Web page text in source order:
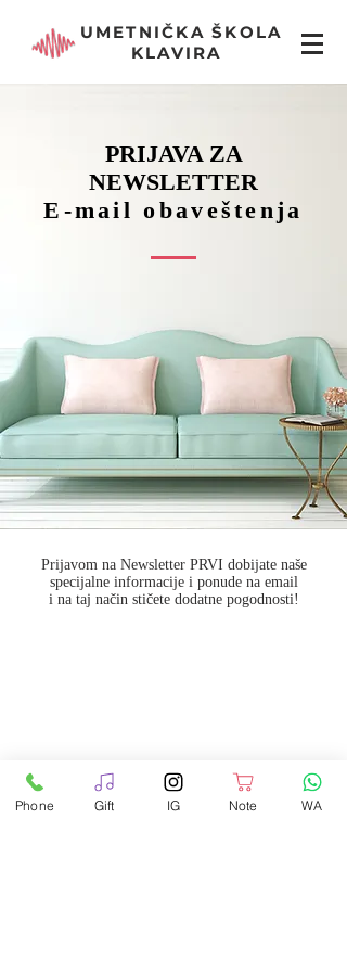
UMETNIČKA ŠKOLA
KLAVIRA
PRIJAVA ZA
NEWSLETTER
E-mail obaveštenja
Prijavom na Newsletter PRVI dobijate naše
specijalne informacije i ponude na email
i na taj način stičete dodatne pogodnosti!
Phone Gift IG Note WA